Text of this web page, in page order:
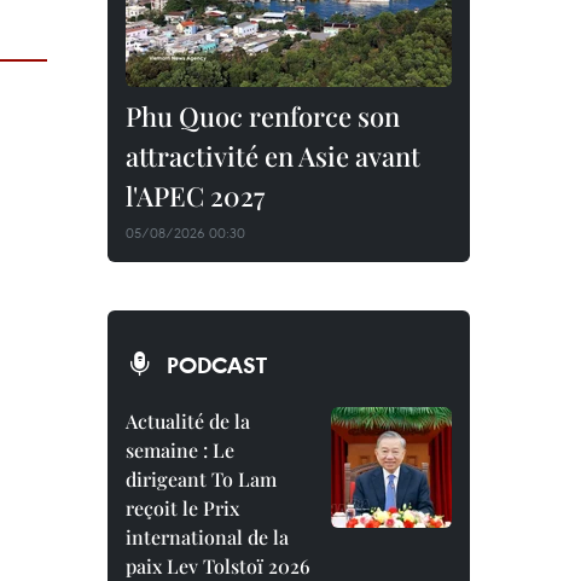
Phu Quoc renforce son
attractivité en Asie avant
l'APEC 2027
05/08/2026 00:30
PODCAST
Actualité de la
semaine : Le
dirigeant To Lam
reçoit le Prix
international de la
paix Lev Tolstoï 2026